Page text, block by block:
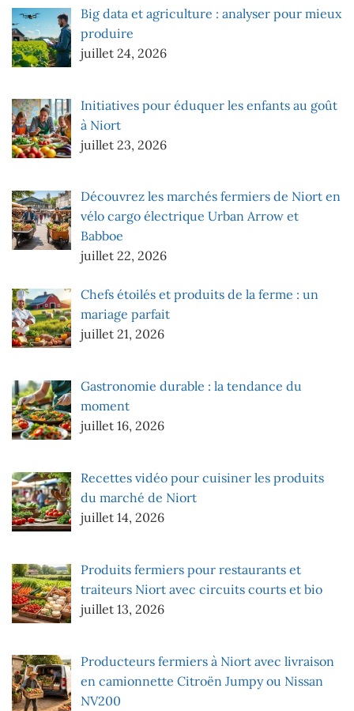
Big data et agriculture : analyser pour mieux
produire
juillet 24, 2026
Initiatives pour éduquer les enfants au goût
à Niort
juillet 23, 2026
Découvrez les marchés fermiers de Niort en
vélo cargo électrique Urban Arrow et
Babboe
juillet 22, 2026
Chefs étoilés et produits de la ferme : un
mariage parfait
juillet 21, 2026
Gastronomie durable : la tendance du
moment
juillet 16, 2026
Recettes vidéo pour cuisiner les produits
du marché de Niort
juillet 14, 2026
Produits fermiers pour restaurants et
traiteurs Niort avec circuits courts et bio
juillet 13, 2026
Producteurs fermiers à Niort avec livraison
en camionnette Citroën Jumpy ou Nissan
NV200